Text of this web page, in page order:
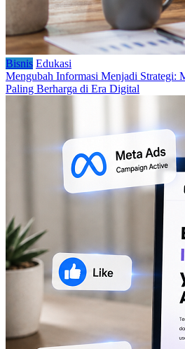
Bisnis Edukasi
Mengubah Informasi Menjadi Strategi:
Paling Berharga di Era Digital